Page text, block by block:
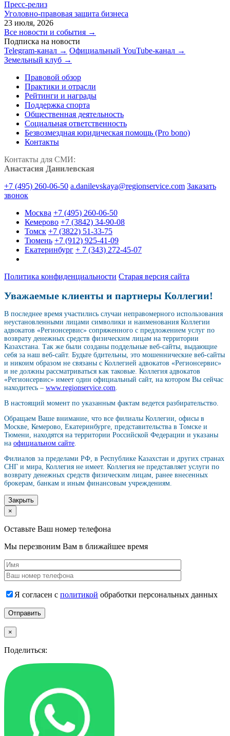
Пресс-релиз
Уголовно-правовая защита бизнеса
23 июля, 2026
Все новости и события →
Подписка на новости
Telegram-канал → Официальный YouTube-канал →
Земельный клуб →
Правовой обзор
Практики и отрасли
Рейтинги и награды
Поддержка спорта
Общественная деятельность
Социальная ответственность
Безвозмездная юридическая помощь (Pro bono)
Контакты
Контакты для СМИ:
Анастасия Данилевская
+7 (495) 260-06-50 a.danilevskaya@regionservice.com Заказать
звонок
Москва +7 (495) 260-06-50
Кемерово +7 (3842) 34-90-08
Томск +7 (3822) 51-33-75
Тюмень +7 (912) 925-41-09
Екатеринбург + 7 (343) 272-45-07
Политика конфиденциальности Старая версия сайта
Уважаемые клиенты и партнеры Коллегии!
В последнее время участились случаи неправомерного использования
неустановленными лицами символики и наименования Коллегии
адвокатов «Регионсервис» сопряженного с предложением услуг по
возврату денежных средств физическим лицам на территории
Казахстана. Так же были созданы поддельные веб-сайты, выдающие
себя за наш веб-сайт. Будьте бдительны, это мошеннические веб-сайты
и никоим образом не связаны с Коллегией адвокатов «Регионсервис»
и не должны рассматриваться как таковые. Коллегия адвокатов
«Регионсервис» имеет один официальный сайт, на котором Вы сейчас
находитесь – www.regionservice.com
В настоящий момент по указанным фактам ведется разбирательство.
Обращаем Ваше внимание, что все филиалы Коллегии, офисы в
Москве, Кемерово, Екатеринбурге, представительства в Томске и
Тюмени, находятся на территории Российской Федерации и указаны
на официальном сайте
Филиалов за пределами РФ, в Республике Казахстан и других странах
СНГ и мира, Коллегия не имеет. Коллегия не представляет услуги по
возврату денежных средств физическим лицам, ранее внесенных
брокерам, банкам и иным финансовым учреждениям.
Закрыть
×
Оставьте Ваш номер телефона
Мы перезвоним Вам в ближайшее время
Я согласен с политикой обработки персональных данных
×
Поделиться: